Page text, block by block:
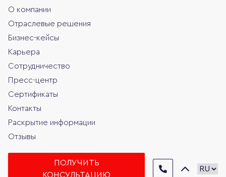
О компании
Отраслевые решения
Бизнес-кейсы
Карьера
Сотрудничество
Пресс-центр
Сертификаты
Контакты
Раскрытие информации
Отзывы
ПОЛУЧИТЬ
КОНСУЛЬТАЦИЮ